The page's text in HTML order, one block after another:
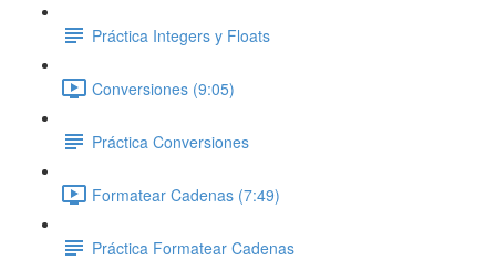
Práctica Integers y Floats
Conversiones (9:05)
Práctica Conversiones
Formatear Cadenas (7:49)
Práctica Formatear Cadenas